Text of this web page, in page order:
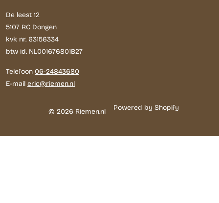
De leest 12
5107 RC Dongen
kvk nr. 63156334
btw id. NL001676801B27
Telefoon 06-24843680
E-mail eric@riemen.nl
© 2026 Riemen.nl Powered by Shopify